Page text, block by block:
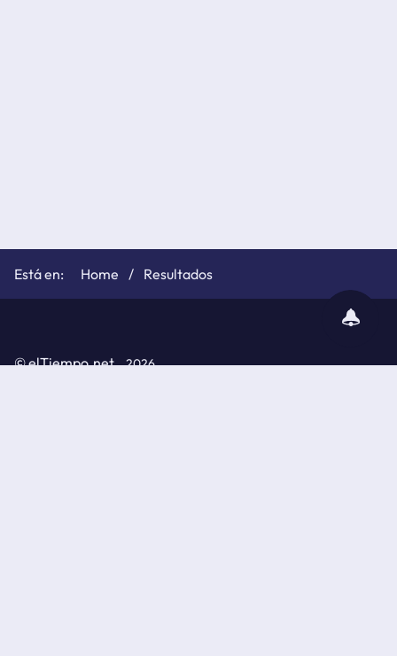
subscribir
notificaciones
Home Resultados
©elTiempo.net 2026